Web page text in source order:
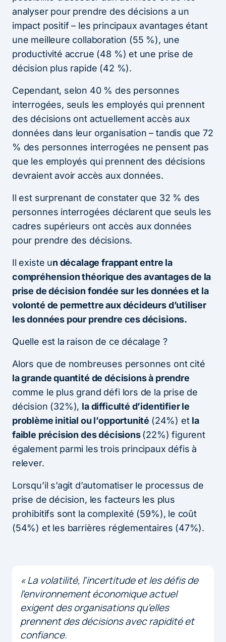
analyser pour prendre des décisions a un
impact positif – les principaux avantages étant
une meilleure collaboration (55 %), une
productivité accrue (48 %) et une prise de
décision plus rapide (42 %).
Cependant, selon 40 % des personnes
interrogées, seuls les employés qui prennent
des décisions ont actuellement accès aux
données dans leur organisation – tandis que 72
% des personnes interrogées ne pensent pas
que les employés qui prennent des décisions
devraient avoir accès aux données.
Il est surprenant de constater que 32 % des
personnes interrogées déclarent que seuls les
cadres supérieurs ont accès aux données
pour prendre des décisions.
Il existe un décalage frappant entre la
compréhension théorique des avantages de la
prise de décision fondée sur les données et la
volonté de permettre aux décideurs d’utiliser
les données pour prendre ces décisions.
Quelle est la raison de ce décalage ?
Alors que de nombreuses personnes ont cité
la grande quantité de décisions à prendre
comme le plus grand défi lors de la prise de
décision (32%), la difficulté d’identifier le
problème initial ou l’opportunité (24%) et la
faible précision des décisions (22%) figurent
également parmi les trois principaux défis à
relever.
Lorsqu’il s’agit d’automatiser le processus de
prise de décision, les facteurs les plus
prohibitifs sont la complexité (59%), le coût
(54%) et les barrières réglementaires (47%).
« La volatilité, l’incertitude et les défis de
l’environnement économique actuel
exigent des organisations qu’elles
prennent des décisions avec rapidité et
confiance.